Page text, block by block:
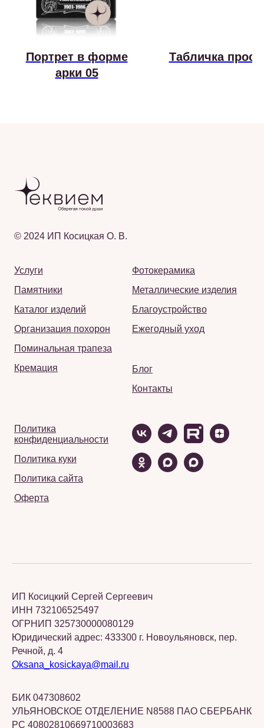
Портрет в форме
арки 05
Табличка
© 2024 ИП Косицкая О. В.
Услуги
Памятники
Каталог изделий
Организация похорон
Поминальная трапеза
Кремация
Фотокерамика
Металлические изделия
Благоустройство
Ежегодный уход
Блог
Контакты
Политика
конфиденциальности
Политика куки
Политика сайта
Оферта
ИП Косицкий Сергей Сергеевич
ИНН 732106525497
ОГРНИП 325730000080129
Юридический адрес: 433300 г. Новоульяновск, пер.
Речной, д. 4
Oksana_kosickaya@mail.ru
БИК 047308602
УЛЬЯНОВСКОЕ ОТДЕЛЕНИЕ N8588 ПАО СБЕРБАНК
РС 40802810669710003683